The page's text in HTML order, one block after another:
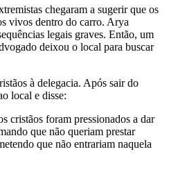
chegaram a sugerir que os
vivos dentro do carro. Arya
legais graves. Então, um
deixou o local para buscar
à delegacia. Após sair do
local e disse:
cristãos foram pressionados a dar
que não queriam prestar
que não entrariam naquela